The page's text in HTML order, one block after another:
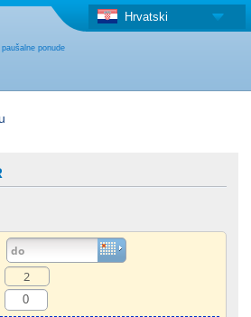
ponude
Hrvatski
+ Paušalna ponuda